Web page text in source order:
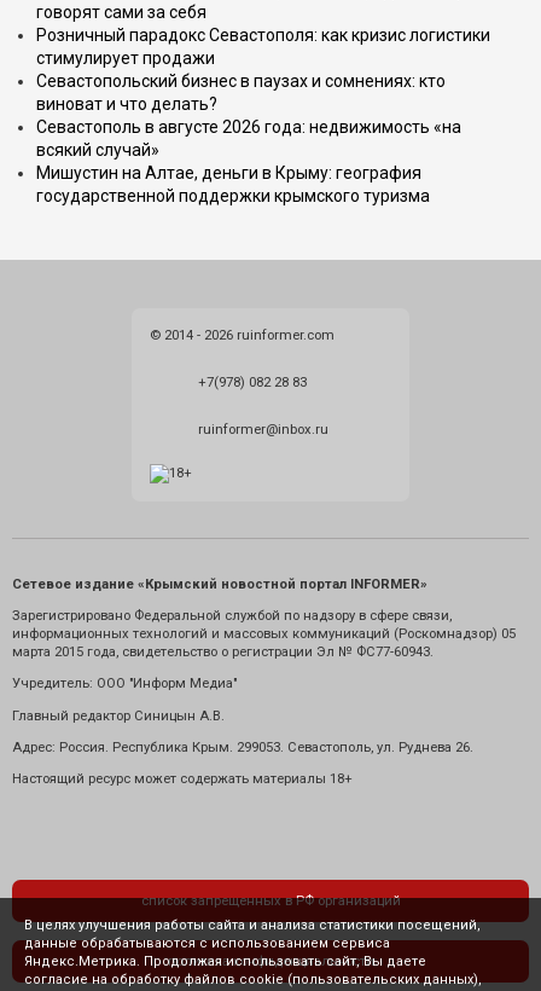
говорят сами за себя
Розничный парадокс Севастополя: как кризис логистики
стимулирует продажи
Севастопольский бизнес в паузах и сомнениях: кто
виноват и что делать?
Севастополь в августе 2026 года: недвижимость «на
всякий случай»
Мишустин на Алтае, деньги в Крыму: география
государственной поддержки крымского туризма
© 2014 - 2026 ruinformer.com
+7(978) 082 28 83
ruinformer@inbox.ru
Сетевое издание «Крымский новостной портал INFORMER»
Зарегистрировано Федеральной службой по надзору в сфере связи,
информационных технологий и массовых коммуникаций (Роскомнадзор) 05
марта 2015 года, свидетельство о регистрации Эл № ФС77-60943.
Учредитель: ООО "Информ Медиа"
Главный редактор Синицын А.В.
Адрес: Россия. Республика Крым. 299053. Севастополь, ул. Руднева 26.
Настоящий ресурс может содержать материалы 18+
список запрещенных в РФ организаций
политика конфиденциальности
В целях улучшения работы сайта и анализа статистики посещений,
данные обрабатываются с использованием сервиса
Яндекс.Метрика. Продолжая использовать сайт, Вы даете
согласие на обработку файлов cookie (пользовательских данных),